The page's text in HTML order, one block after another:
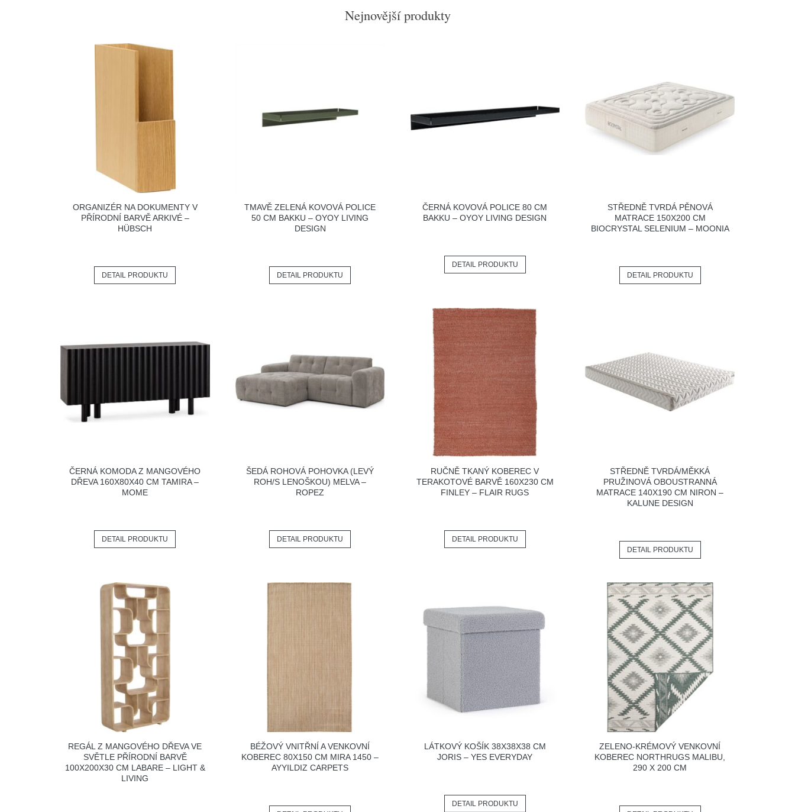
Nejnovější produkty
ORGANIZÉR NA DOKUMENTY V
PŘÍRODNÍ BARVĚ ARKIVÉ –
HÜBSCH
DETAIL PRODUKTU
TMAVĚ ZELENÁ KOVOVÁ POLICE
50 CM BAKKU – OYOY LIVING
DESIGN
DETAIL PRODUKTU
ČERNÁ KOVOVÁ POLICE 80 CM
BAKKU – OYOY LIVING DESIGN
DETAIL PRODUKTU
STŘEDNĚ TVRDÁ PĚNOVÁ
MATRACE 150X200 CM
BIOCRYSTAL SELENIUM – MOONIA
DETAIL PRODUKTU
ČERNÁ KOMODA Z MANGOVÉHO
DŘEVA 160X80X40 CM TAMIRA –
MOME
DETAIL PRODUKTU
ŠEDÁ ROHOVÁ POHOVKA (LEVÝ
ROH/S LENOŠKOU) MELVA –
ROPEZ
DETAIL PRODUKTU
RUČNĚ TKANÝ KOBEREC V
TERAKOTOVÉ BARVĚ 160X230 CM
FINLEY – FLAIR RUGS
DETAIL PRODUKTU
STŘEDNĚ TVRDÁ/MĚKKÁ
PRUŽINOVÁ OBOUSTRANNÁ
MATRACE 140X190 CM NIRON –
KALUNE DESIGN
DETAIL PRODUKTU
REGÁL Z MANGOVÉHO DŘEVA VE
SVĚTLE PŘÍRODNÍ BARVĚ
100X200X30 CM LABARE – LIGHT &
LIVING
BÉŽOVÝ VNITŘNÍ A VENKOVNÍ
KOBEREC 80X150 CM MIRA 1450 –
AYYILDIZ CARPETS
LÁTKOVÝ KOŠÍK 38X38X38 CM
JORIS – YES EVERYDAY
DETAIL PRODUKTU
ZELENO-KRÉMOVÝ VENKOVNÍ
KOBEREC NORTHRUGS MALIBU,
290 X 200 CM